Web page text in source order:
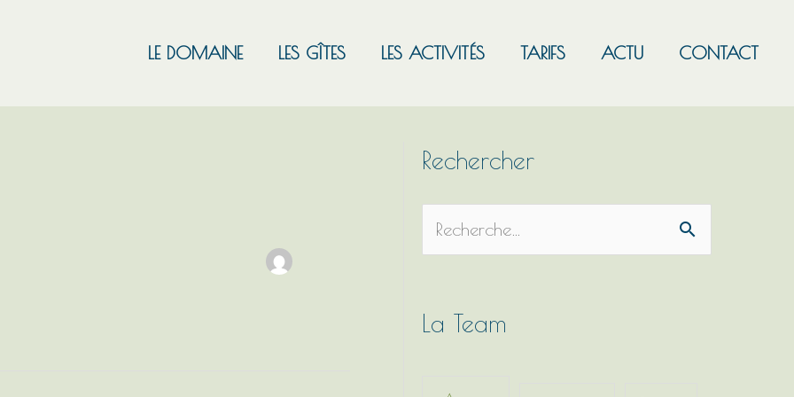
LE DOMAINE LES GÎTES LES ACTIVITÉS TARIFS ACTU CONTACT
Rechercher
e
hLa Team